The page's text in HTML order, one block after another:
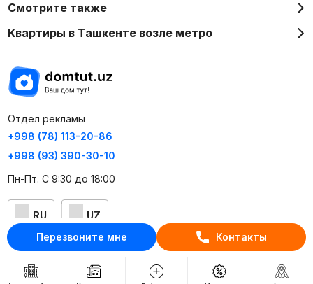
Перезвоните мне Контакты
Смотрите также
Квартиры в Ташкенте возле метро
Отдел рекламы
+998 (78) 113-20-86
+998 (93) 390-30-10
Пн-Пт. С 9:30 до 18:00
RU UZ
Контакты
О проекте